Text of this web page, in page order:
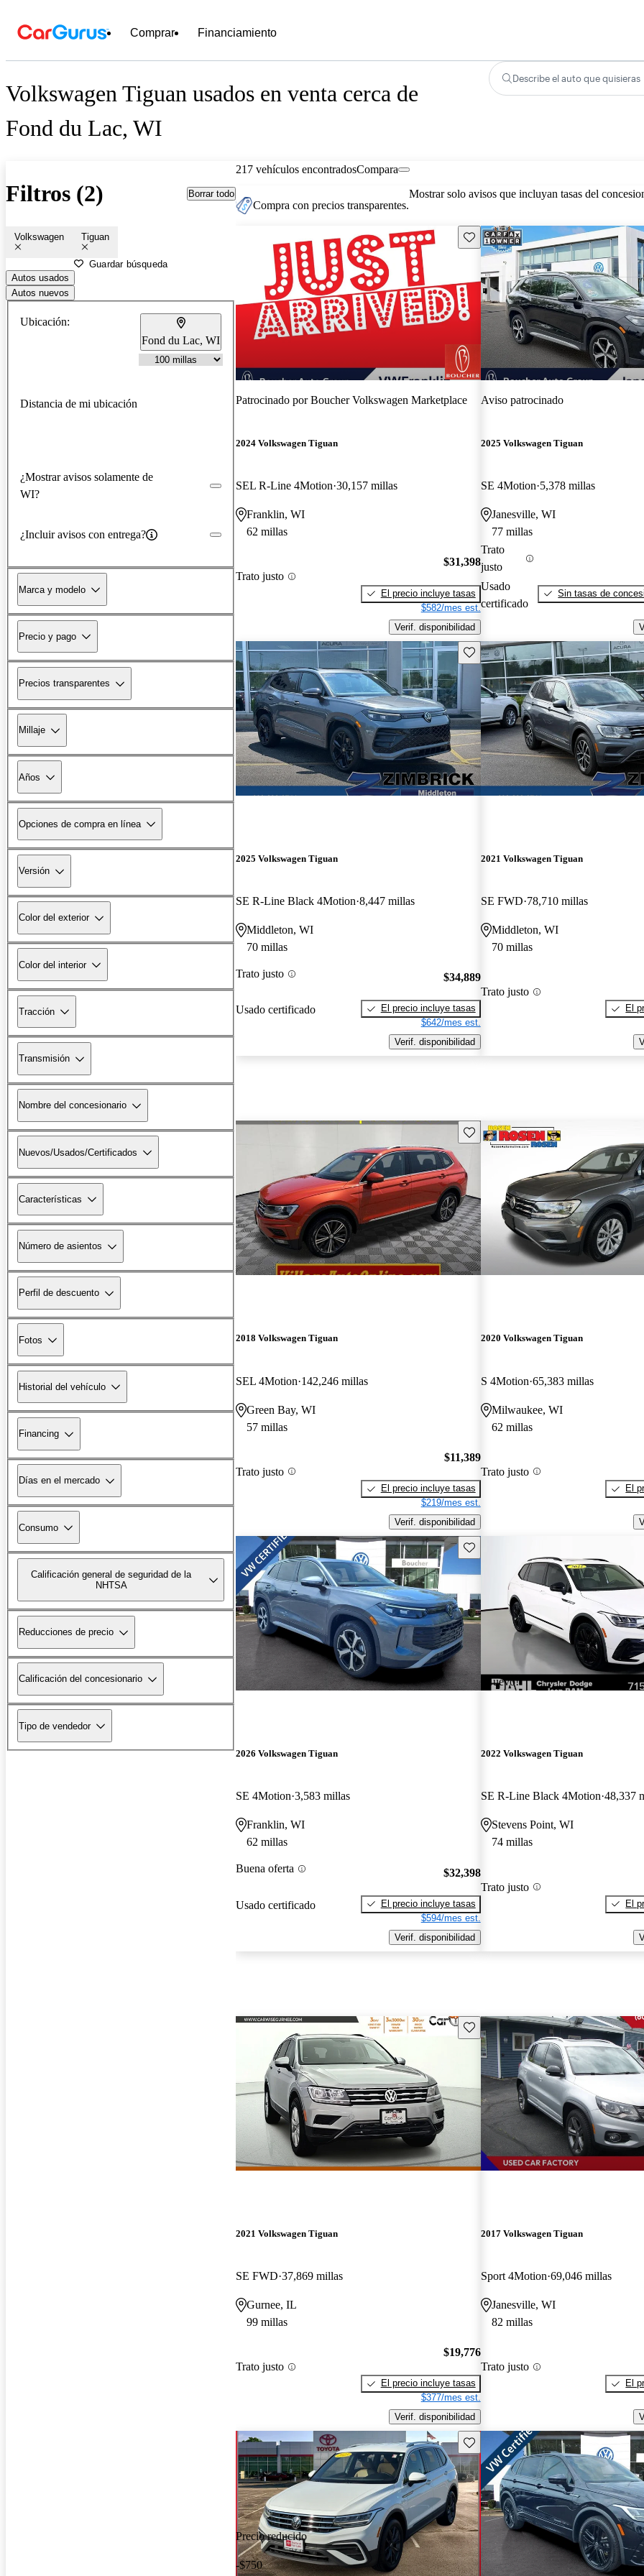
Comprar Financiamiento
Volkswagen Tiguan usados en venta cerca de
Fond du Lac, WI
Describe el auto que quisieras
Filtros (2) Borrar todo
Volkswagen Tiguan
Guardar búsqueda
Autos usados
Autos nuevos
Ubicación:
Fond du Lac, WI
Distancia de mi ubicación
¿Mostrar avisos solamente de
WI?
¿Incluir avisos con entrega?
Marca y modelo
Precio y pago
Precios transparentes
Millaje
Años
Opciones de compra en línea
Versión
Color del exterior
Color del interior
Tracción
Transmisión
Nombre del concesionario
Nuevos/Usados/Certificados
Características
Número de asientos
Perfil de descuento
Fotos
Historial del vehículo
Financing
Días en el mercado
Consumo
Calificación general de seguridad de la
NHTSA
Reducciones de precio
Calificación del concesionario
Tipo de vendedor
217 vehículos encontradosCompara
Compra con precios transparentes.
Mostrar solo avisos que incluyan tasas del
Guarda este Aviso
Patrocinado porBoucher Volkswagen Marketplace
2024 Volkswagen Tiguan
SEL R-Line 4Motion 30,157 millas
Franklin, WI
62 millas
Trato justo
$31,398
El precio incluye tasas
$582/mes est.
Verif. disponibilidad
Aviso patrocinado
2025 Volkswagen Tiguan
SE 4Motion 5,378 millas
Janesville, WI
77 millas
Trato
justo
Usado
certificado
Sin tasas de
Guarda este Aviso
2025 Volkswagen Tiguan
SE R-Line Black 4Motion 8,447 millas
Middleton, WI
70 millas
Trato justo
Usado certificado
$34,889
El precio incluye tasas
$642/mes est.
Verif. disponibilidad
2021 Volkswagen Tiguan
SE FWD 78,710 millas
Middleton, WI
70 millas
Trato justo
El
Guarda este Aviso
2018 Volkswagen Tiguan
SEL 4Motion 142,246 millas
Green Bay, WI
57 millas
Trato justo
$11,389
El precio incluye tasas
$219/mes est.
Verif. disponibilidad
2020 Volkswagen Tiguan
S 4Motion 65,383 millas
Milwaukee, WI
62 millas
Trato justo
El
Guarda este Aviso
2026 Volkswagen Tiguan
SE 4Motion 3,583 millas
Franklin, WI
62 millas
Buena oferta
Usado certificado
$32,398
El precio incluye tasas
$594/mes est.
Verif. disponibilidad
¡Nuevo!
2022 Volkswagen Tiguan
SE R-Line Black 4Motion 48,337
Stevens Point, WI
74 millas
Trato justo
El
Guarda este Aviso
2021 Volkswagen Tiguan
SE FWD 37,869 millas
Gurnee, IL
99 millas
Trato justo
$19,776
El precio incluye tasas
$377/mes est.
Verif. disponibilidad
2017 Volkswagen Tiguan
Sport 4Motion 69,046 millas
Janesville, WI
82 millas
Trato justo
El
Precio reducido
-$750
Guarda este Aviso